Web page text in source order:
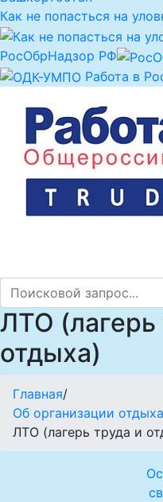
Как не попасться на
РосОбрНадзор РФ
Работа в
ЛТО (лагерь
отдыха)
Главная/
Об организации
ЛТО (лагерь труда и